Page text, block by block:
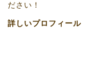
ださい！
詳しいプロフィール